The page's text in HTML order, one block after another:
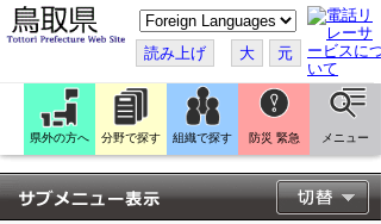
こ
の
ペ
ー
ジ
翻
訳
す
る
読み上げ 大 元
県外の方へ 分野で探す 組織で探す 防災 緊急 メニュー